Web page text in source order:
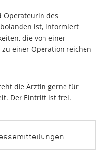
Operateurin des
ist, informiert
die von einer
einer Operation reichen
die Ärztin gerne für
Der Eintritt ist frei.